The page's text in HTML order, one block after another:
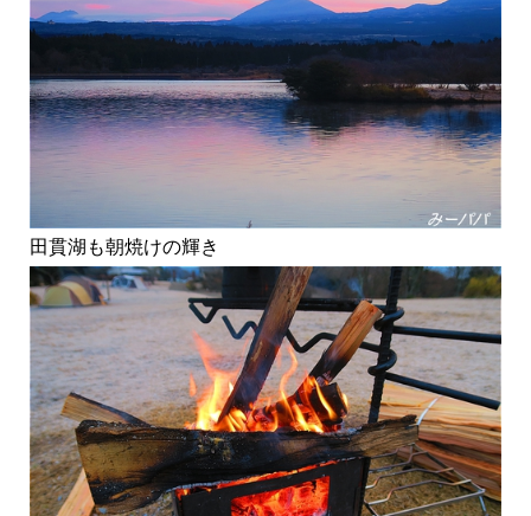
田貫湖も朝焼けの輝き